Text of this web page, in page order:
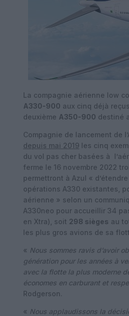
La compagnie aérienne low
A330-900 aux cinq déjà
deuxième A350-900 destiné
Compagnie de lancement de
depuis mai 2019 les cinq
du vol pas cher basées à
ferme le 16 novembre 2022
permettront à Azul «
opérations A330 existantes,
aérienne » selon un
A330neo pour accueillir 34
en Xtra), soit 298 sièges au
les plus gros avions de sa
« Nous sommes ravis d’avoir
génération pour les années à
avec la flotte la plus moderne
économes en carburant et
Rodgerson.
« Nous applaudissons la